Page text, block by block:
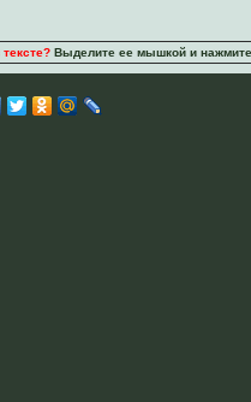
Выделите ее мышкой и нажмите